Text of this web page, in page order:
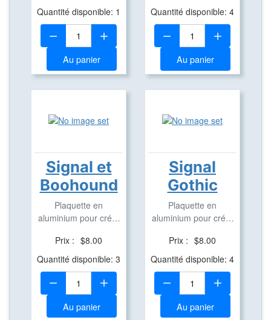
Quantité disponible: 1
Quantité:
Au panier
Quantité disponible: 4
Quantité:
Au panier
Signal et
Boohound
Plaquette en
aluminium pour créer
Prix : $8.00
Quantité disponible: 3
Quantité:
Au panier
Signal
Gothic
Plaquette en
aluminium pour créer
Prix : $8.00
Quantité disponible: 4
Quantité:
Au panier